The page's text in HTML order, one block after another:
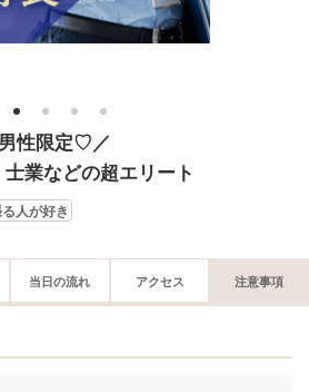
1 2 3 4
性限定♡／
業などの超エリート
人が好き
当日の流れ アクセス 注意事項